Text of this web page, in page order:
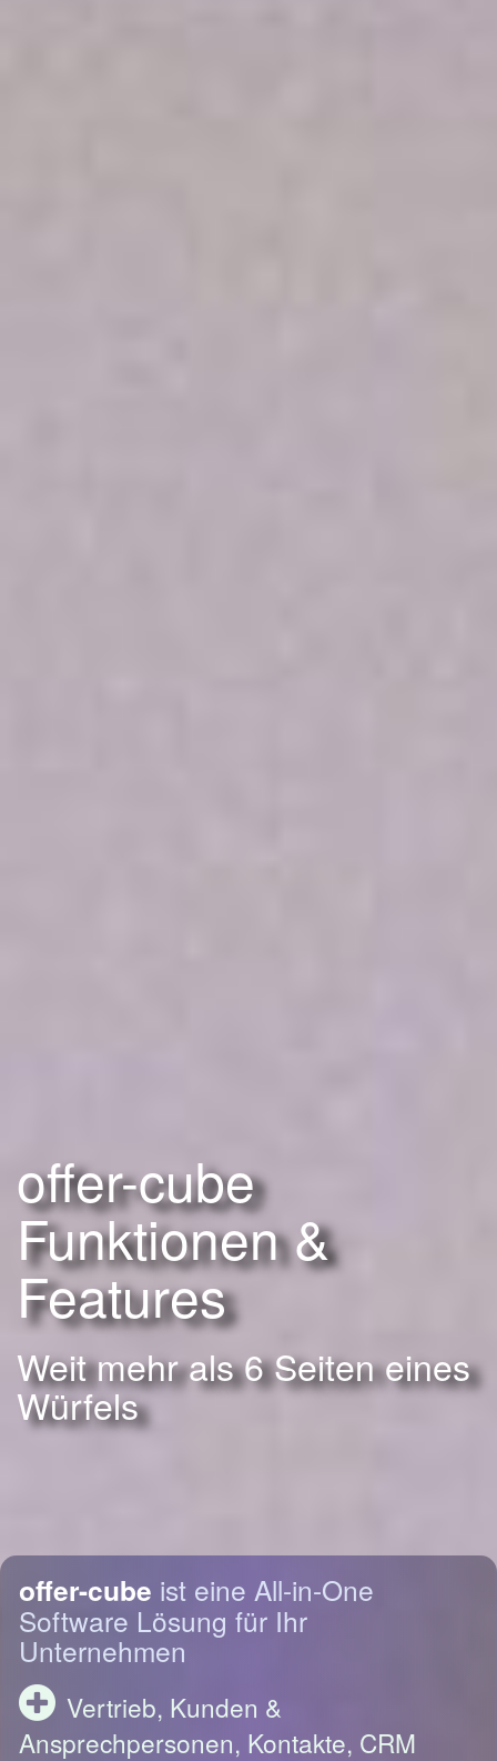
offer-cube
Funktionen &
Features
Weit mehr als 6 Seiten eines
Würfels
offer-cube ist eine All-in-One
Software Lösung für Ihr
Unternehmen
Vertrieb, Kunden &
Ansprechpersonen, Kontakte, CRM